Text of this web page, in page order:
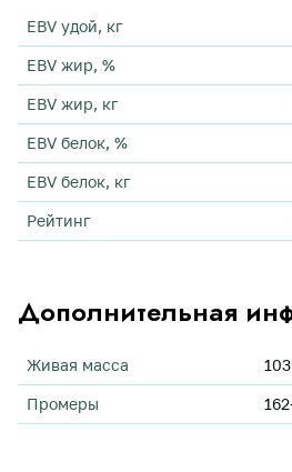
EBV удой, кг
EBV жир, %
EBV жир, кг
EBV белок, %
EBV белок, кг
Рейтинг
Дополнительная
Живая масса
Промеры